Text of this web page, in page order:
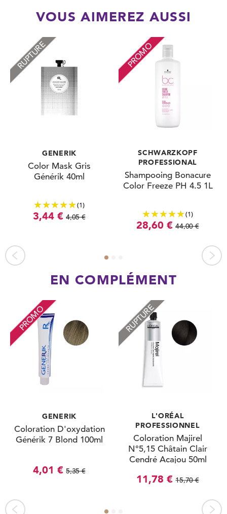
VOUS AIMEREZ AUSSI
RUPTURE
GENERIK
Color Mask Gris
Générik 40ml
(1)
3,44 € 4,05 €
PROMO
SCHWARZKOPF
PROFESSIONAL
Shampooing Bonacure
Color Freeze PH 4.5 1L
(1)
28,60 € 44,00 €
EN COMPLÉMENT
PROMO
GENERIK
Coloration D'oxydation
Générik 7 Blond 100ml
4,01 € 5,35 €
RUPTURE
L'ORÉAL
PROFESSIONNEL
Coloration Majirel
N°5,15 Châtain Clair
Cendré Acajou 50ml
11,78 € 15,70 €